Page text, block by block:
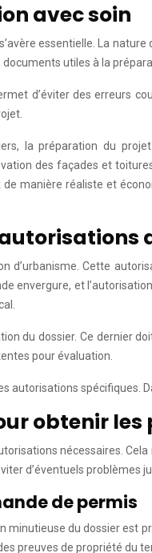
avec soin
essentielle. La
utiles à la
d’éviter des erreurs
la préparation du
des façades et
manière réaliste et
d’urbanisme. Cette
envergure, et
du dossier. Ce
pour évaluation.
spécifiques.
obtenir
nécessaires.
d’éventuels problèmes
de permis
du dossier
preuves de propriété du